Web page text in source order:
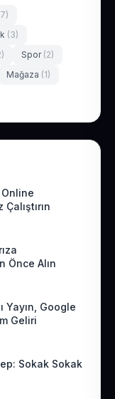
(3)
Spor (2)
Mağaza (1)
Önce Alın
Yayın, Google
Geliri
Sokak Sokak